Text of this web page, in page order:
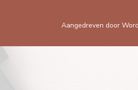
Aangedreven door